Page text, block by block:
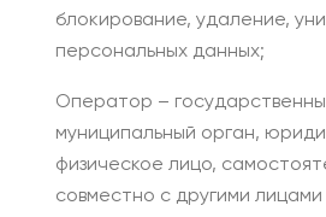
блокирование, удаление,
персональных данных;
Оператор –
муниципальный орган,
физическое лицо,
совместно с другими